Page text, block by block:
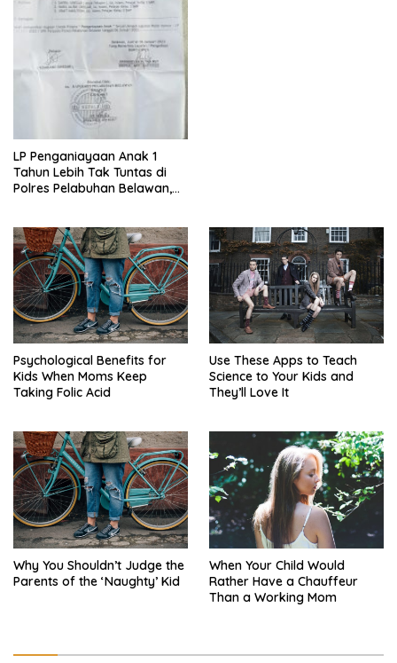
LP Penganiayaan Anak 1
Tahun Lebih Tak Tuntas di
Polres Pelabuhan Belawan,
Psychological Benefits for
Kids When Moms Keep
Taking Folic Acid
Use These Apps to Teach
Science to Your Kids and
They’ll Love It
Why You Shouldn’t Judge the
Parents of the ‘Naughty’ Kid
When Your Child Would
Rather Have a Chauffeur
Than a Working Mom